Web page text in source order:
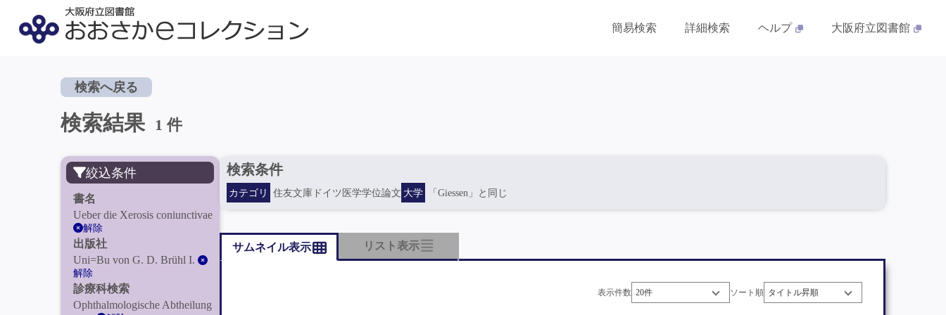
簡易検索 詳細検索 ヘルプ 大阪府立図書館
検索へ戻る
検索結果 1 件
絞込条件
書名
Ueber die Xerosis coniunctivae
解除
出版社
Uni=Bu von G. D. Brühl I.
解除
診療科検索
Ophthalmologische Abtheilung
検索条件
カテゴリ 住友文庫ドイツ医学学位論文 大学 「Giessen」と同じ
サムネイル表示 リスト表示
表示件数 ソート順